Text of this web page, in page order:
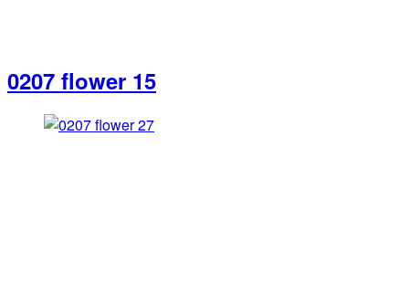
0207 flower 15